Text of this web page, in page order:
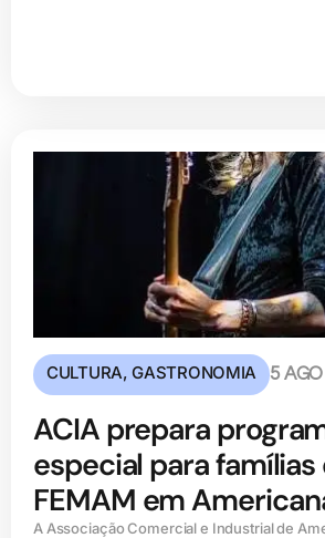
CULTURA,GASTRONOMIA 5
ACIA prepara
especial para
FEMAM em
A Associação Comercial e Industrial de